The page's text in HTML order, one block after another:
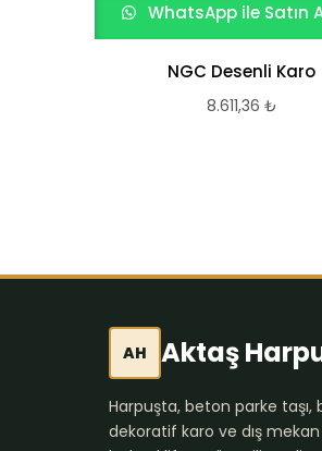
WhatsApp ile Satın
NGC Desenli Karo
8.611,36 ₺
AH Aktaş
Harpuşta, beton parke taşı,
dekoratif karo ve dış